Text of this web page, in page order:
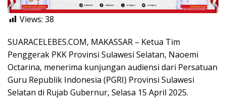
Views: 38
SUARACELEBES.COM, MAKASSAR – Ketua Tim
Penggerak PKK Provinsi Sulawesi Selatan, Naoemi
Octarina, menerima kunjungan audiensi dari Persatuan
Guru Republik Indonesia (PGRI) Provinsi Sulawesi
Selatan di Rujab Gubernur, Selasa 15 April 2025.